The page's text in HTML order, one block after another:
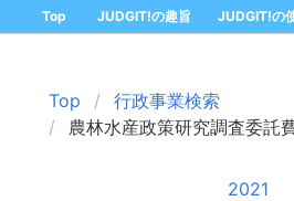
Top JUDGIT!の趣旨 JUDGIT!の
Top
行政事業検索
農林水産政策研究調査委託
2021